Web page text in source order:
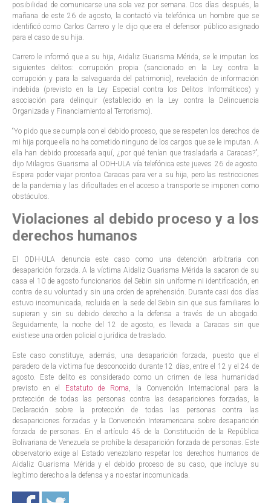
posibilidad de comunicarse una sola vez por semana. Dos días después, la
mañana de este 26 de agosto, la contactó vía telefónica un hombre que se
identificó como Carlos Carrero y le dijo que era el defensor público asignado
para el caso de su hija.
Carrero le informó que a su hija, Aidaliz Guarisma Mérida, se le imputan los
siguientes delitos: corrupción propia (sancionado en la Ley contra la
corrupción y para la salvaguarda del patrimonio), revelación de información
indebida (previsto en la Ley Especial contra los Delitos Informáticos) y
asociación para delinquir (establecido en la Ley contra la Delincuencia
Organizada y Financiamiento al Terrorismo).
“Yo pido que se cumpla con el debido proceso, que se respeten los derechos de
mi hija porque ella no ha cometido ninguno de los cargos que se le imputan. A
ella han debido procesarla aquí, ¿por qué tenían que trasladarla a Caracas?”,
dijo Milagros Guarisma al ODH-ULA vía telefónica este jueves 26 de agosto.
Espera poder viajar pronto a Caracas para ver a su hija, pero las restricciones
de la pandemia y las dificultades en el acceso a transporte se imponen como
obstáculos.
Violaciones al debido proceso y a los
derechos humanos
El ODH-ULA denuncia este caso como una detención arbitraria con
desaparición forzada. A la víctima Aidaliz Guarisma Mérida la sacaron de su
casa el 10 de agosto funcionarios del Sebin sin uniforme ni identificación, en
contra de su voluntad y sin una orden de aprehensión. Durante casi dos días
estuvo incomunicada, recluida en la sede del Sebin sin que sus familiares lo
supieran y sin su debido derecho a la defensa a través de un abogado.
Seguidamente, la noche del 12 de agosto, es llevada a Caracas sin que
existiese una orden policial o jurídica de traslado.
Este caso constituye, además, una desaparición forzada, puesto que el
paradero de la víctima fue desconocido durante 12 días, entre el 12 y el 24 de
agosto. Este delito es considerado como un crimen de lesa humanidad
previsto en el Estatuto de Roma , la Convención Internacional para la
protección de todas las personas contra las desapariciones forzadas, la
Declaración sobre la protección de todas las personas contra las
desapariciones forzadas y la Convención Interamericana sobre desaparición
forzada de personas. En el artículo 45 de la Constitución de la República
Bolivariana de Venezuela se prohíbe la desaparición forzada de personas. Este
observatorio exige al Estado venezolano respetar los derechos humanos de
Aidaliz Guarisma Mérida y el debido proceso de su caso, que incluye su
legítimo derecho a la defensa y a no estar incomunicada.